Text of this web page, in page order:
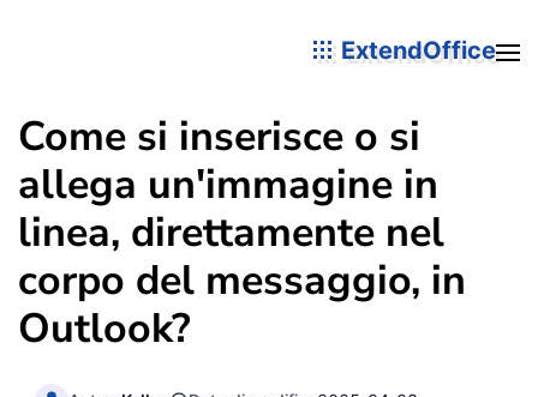
ExtendOffice
Come si inserisce o si
allega un'immagine in
linea, direttamente nel
corpo del messaggio, in
Outlook?